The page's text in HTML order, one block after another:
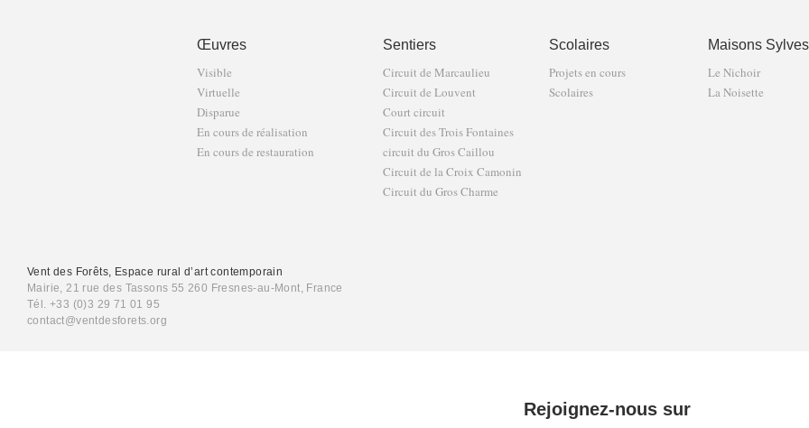
Œuvres
Visible
Virtuelle
Disparue
En cours de réalisation
En cours de restauration
Sentiers
Circuit de Marcaulieu
Circuit de Louvent
Court circuit
Circuit des Trois Fontaines
circuit du Gros Caillou
Circuit de la Croix Camonin
Circuit du Gros Charme
Scolaires
Projets en cours
Scolaires
Maisons
Le Nichoir
La Noisette
Vent des Forêts, Espace rural d’art contemporain
Mairie, 21 rue des Tassons 55 260 Fresnes-au-Mont, France
Tél. +33 (0)3 29 71 01 95
contact@ventdesforets.org
Rejoignez-nous sur